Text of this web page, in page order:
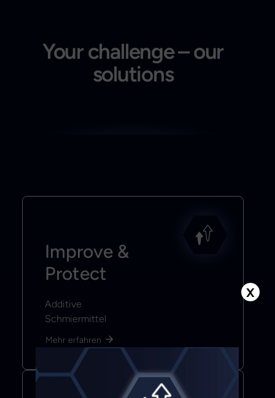
Your challenge – our
solutions
Improve &
Protect
Additive
Schmiermittel
Mehr erfahren
X